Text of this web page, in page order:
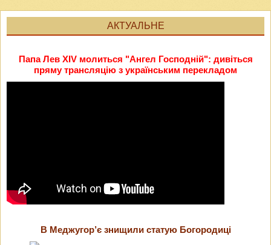
АКТУАЛЬНЕ
Папа Лев XIV молиться "Ангел Господній": дивіться
пряму трансляцію з українським перекладом
В Меджугор’є знищили статую Богородиці